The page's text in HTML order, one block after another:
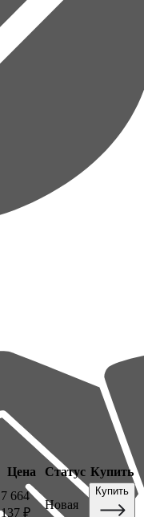
Цена Статус Купить
7 664
137 ₽
Новая
Купить